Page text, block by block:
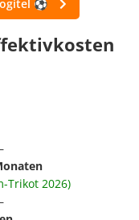
⚽
Trikot 2026)